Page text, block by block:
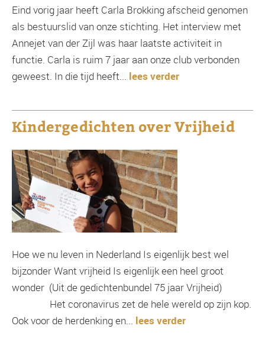
Eind vorig jaar heeft Carla Brokking afscheid genomen
als bestuurslid van onze stichting. Het interview met
Annejet van der Zijl was haar laatste activiteit in
functie. Carla is ruim 7 jaar aan onze club verbonden
geweest. In die tijd heeft... lees verder
Kindergedichten over Vrijheid
Hoe we nu leven in Nederland Is eigenlijk best wel
bijzonder Want vrijheid Is eigenlijk een heel groot
wonder (Uit de gedichtenbundel 75 jaar Vrijheid)
Het coronavirus zet de hele wereld op zijn kop.
Ook voor de herdenking en... lees verder